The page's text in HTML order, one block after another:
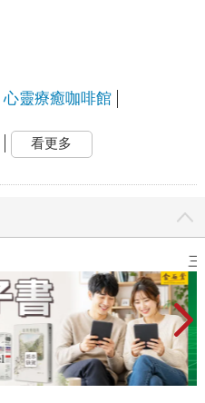
心靈療癒咖啡館
看更多
三